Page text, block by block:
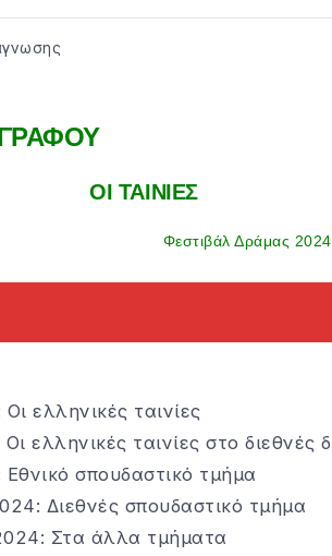
ΟΙ ΤΑΙΝΙΕΣ
Φεστιβάλ Δράμας
ελληνικές ταινίες
ελληνικές ταινίες στο διεθνές
σπουδαστικό τμήμα
Διεθνές σπουδαστικό τμήμα
Στα άλλα τμήματα